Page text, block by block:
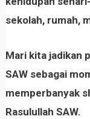
sekolah, rumah,
Mari kita jadikan
SAW sebagai
memperbanyak
Rasulullah SAW.